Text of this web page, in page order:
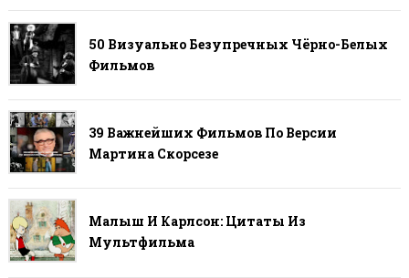
50 Визуально Безупречных Чёрно-Белых
Фильмов
39 Важнейших Фильмов По Версии
Мартина Скорсезе
Малыш И Карлсон: Цитаты Из
Мультфильма